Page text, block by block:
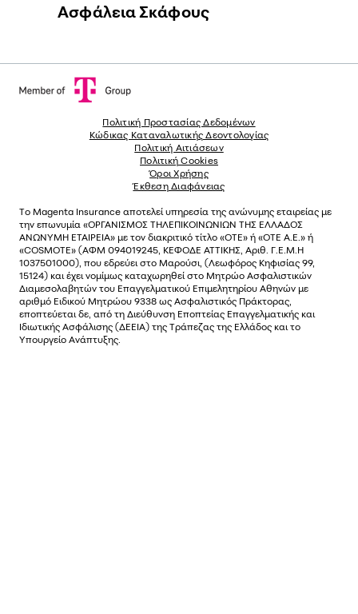
Ασφάλεια Σκάφους
Πολιτική Προστασίας Δεδομένων
Κώδικας Καταναλωτικής Δεοντολογίας
Πολιτική Αιτιάσεων
Πολιτική Cookies
Όροι Χρήσης
Έκθεση Διαφάνειας
Το Magenta Insurance αποτελεί υπηρεσία της ανώνυµης εταιρείας µε
την επωνυµία «ΟΡΓΑΝΙΣΜΟΣ ΤΗΛΕΠΙΚΟΙΝΩΝΙΩΝ ΤΗΣ ΕΛΛΑΔΟΣ
ΑΝΩΝΥΜΗ ΕΤΑΙΡΕΙΑ» µε τον διακριτικό τίτλο «OTE» ή «ΟΤΕ Α.Ε.» ή
«COSMOTE» (ΑΦΜ 094019245, ΚΕΦΟΔΕ ΑΤΤΙΚΗΣ, Αριθ. Γ.Ε.Μ.Η
1037501000), που εδρεύει στο Μαρούσι, (Λεωφόρος Κηφισίας 99,
15124) και έχει νοµίµως καταχωρηθεί στο Μητρώο Ασφαλιστικών
Διαµεσολαβητών του Επαγγελµατικού Επιµελητηρίου Αθηνών µε
αριθµό Ειδικού Μητρώου 9338 ως Ασφαλιστικός Πράκτορας,
εποπτεύεται δε, από τη Διεύθυνση Εποπτείας Επαγγελματικής και
Ιδιωτικής Ασφάλισης (ΔΕΕΙΑ) της Τράπεζας της Ελλάδος και το
Υπουργείο Ανάπτυξης.